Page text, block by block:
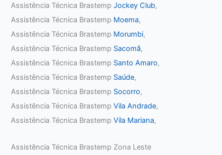
Assistência Técnica BrastempJockey Club,
Assistência Técnica Brastemp Moema,
Assistência Técnica Brastemp Morumbi,
Assistência Técnica Brastemp Sacomã,
Assistência Técnica Brastemp Santo Amaro,
Assistência Técnica Brastemp Saúde,
Assistência Técnica Brastemp Socorro,
Assistência Técnica BrastempVila Andrade,
Assistência Técnica BrastempVila Mariana,
Assistência Técnica Brastemp Zona Leste